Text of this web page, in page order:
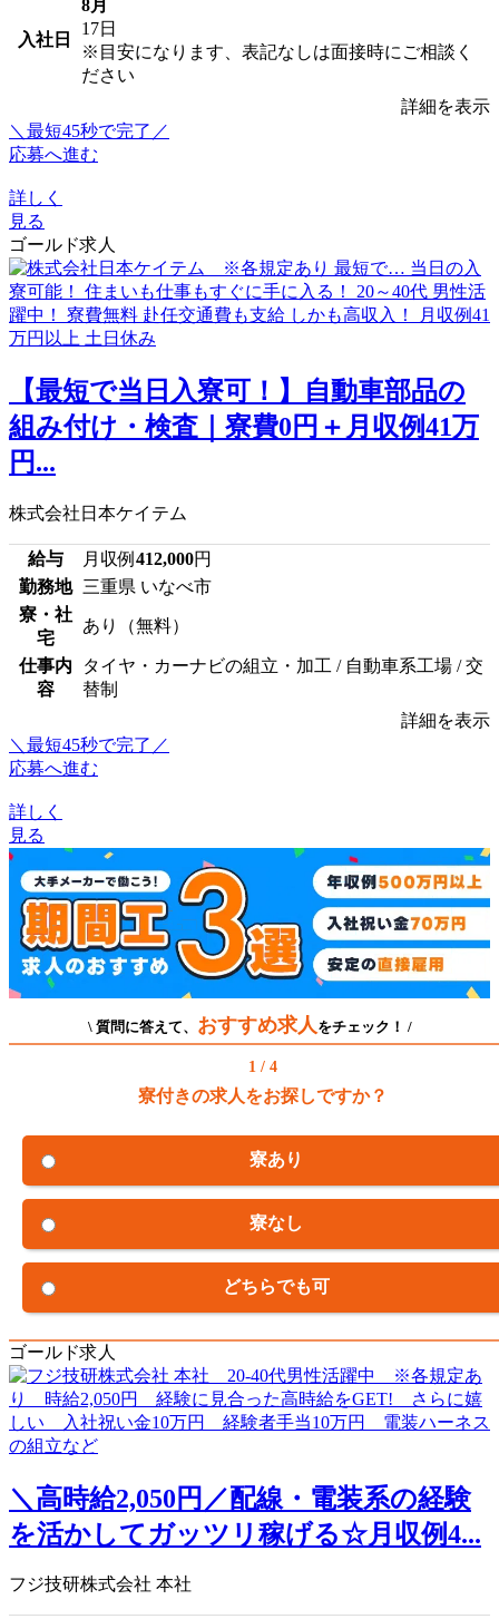
入社日
8月
17日
※目安になります、表記なしは面接時にご相談く
ださい
詳細を表示
＼最短45秒で完了／
応募へ進む
詳しく
見る
ゴールド求人
【最短で当日入寮可！】自動車部品の
組み付け・検査｜寮費0円＋月収例41万
円...
株式会社日本ケイテム
給与 月収例 412,000円
勤務地
三重県 いなべ市
寮・社
宅
あり（無料）
仕事内
容
タイヤ・カーナビの組立・加工 / 自動車系工場 / 交
替制
詳細を表示
＼最短45秒で完了／
応募へ進む
詳しく
見る
\ 質問に答えて、 おすすめ求人 をチェック！ /
1 / 4
寮付きの求人をお探しですか？
寮あり
寮なし
どちらでも可
ゴールド求人
＼高時給2,050円／配線・電装系の経験
を活かしてガッツリ稼げる☆月収例4...
フジ技研株式会社 本社